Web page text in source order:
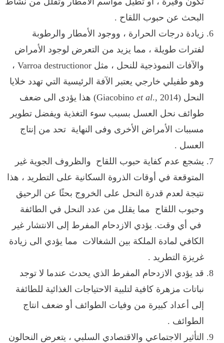
البحث عن حبوب اللقاح .
زيادة درجات الحرارة ، ووجود الأمطار والرطوبة
لفترات طويلة ، مما يزيد من التعرض لوجود الأمراض
والآفات النموذجية للنحل ، مثل Varroa destructionor ،
وهو طفيلي خارجي يعتبر الآفة الرئيسية التي تهدد خلايا
النحل (
Giacobino et al., 2014
) هذا يؤدى الى ضعف
طوائف نحل العسل بسبب سوء التغذية ويفضل تطوير
مسببات الأمراض الأخرى وفى النهاية تحد من إنتاج
العسل .
يشجع عدم كفاية حبوب اللقاح والظروف الجوية غير
المتوقعة في أوقات الذروة السكانية على التطريد ، هذا
نتيجة لعدم قدرة النحل على الخروج بحثًا عن الرحيق
وحبوب اللقاح مما يقلل من عدد النحل في الطائفة
في أي وقت. يؤدي الازدحام المفرط إلى الانتشار غير
الكافي لمادة الملكة بين الشغالات مما يؤدي الى زيادة
غريزة التطريد .
قد يؤدي الازدحام المفرط الذي يحدث عندما لا توجد
نباتات مزهرة كافية لتلبية الاحتياجات الغذائية للطائفة
إلى أعداد كبيرة من وفيات الطوائف أو ضعف انتاج
الطوائف .
التأثير الاجتماعي والاقتصادي السلبي ، يتعرض النحالون